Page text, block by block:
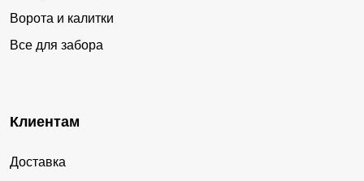
Ворота и калитки
Все для забора
Клиентам
Доставка